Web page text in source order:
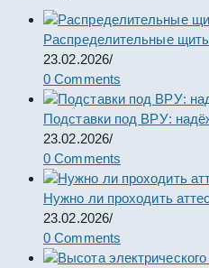
Распределительные
23.02.2026/
0 Comments
Подставки под ВРУ:
23.02.2026/
0 Comments
Нужно ли проходить
23.02.2026/
0 Comments